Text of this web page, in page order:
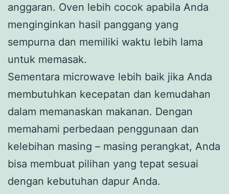
anggaran. Oven lebih cocok apabila Anda
menginginkan hasil panggang yang
sempurna dan memiliki waktu lebih lama
untuk memasak.
Sementara microwave lebih baik jika Anda
membutuhkan kecepatan dan kemudahan
dalam memanaskan makanan. Dengan
memahami perbedaan penggunaan dan
kelebihan masing – masing perangkat, Anda
bisa membuat pilihan yang tepat sesuai
dengan kebutuhan dapur Anda.